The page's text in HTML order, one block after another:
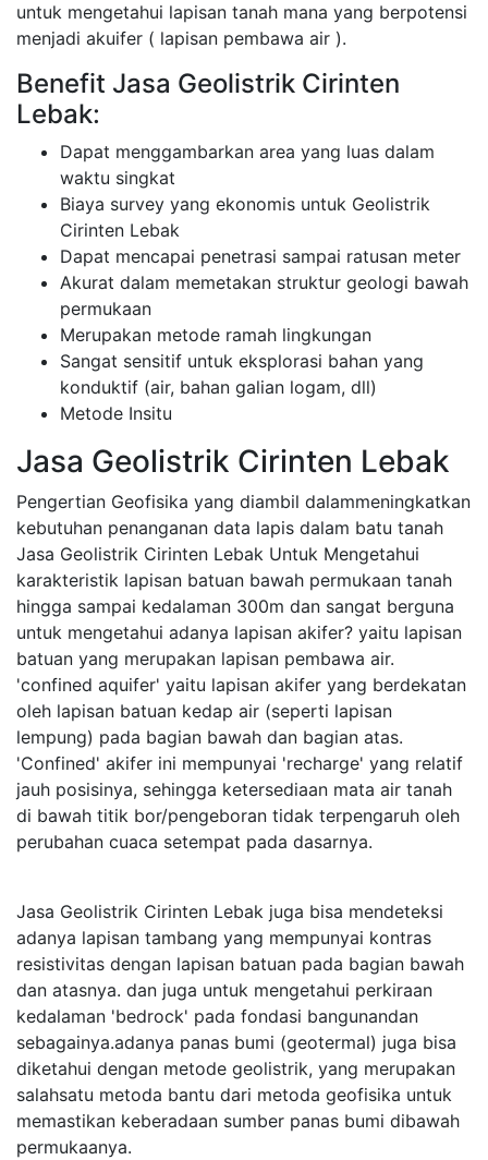
untuk mengetahui lapisan tanah mana yang berpotensi
menjadi akuifer ( lapisan pembawa air ).
Benefit Jasa Geolistrik Cirinten
Lebak:
Dapat menggambarkan area yang luas dalam
waktu singkat
Biaya survey yang ekonomis untuk Geolistrik
Cirinten Lebak
Dapat mencapai penetrasi sampai ratusan meter
Akurat dalam memetakan struktur geologi bawah
permukaan
Merupakan metode ramah lingkungan
Sangat sensitif untuk eksplorasi bahan yang
konduktif (air, bahan galian logam, dll)
Metode Insitu
Jasa Geolistrik Cirinten Lebak
Pengertian Geofisika yang diambil dalammeningkatkan
kebutuhan penanganan data lapis dalam batu tanah
Jasa Geolistrik Cirinten Lebak Untuk Mengetahui
karakteristik lapisan batuan bawah permukaan tanah
hingga sampai kedalaman 300m dan sangat berguna
untuk mengetahui adanya lapisan akifer? yaitu lapisan
batuan yang merupakan lapisan pembawa air.
'confined aquifer' yaitu lapisan akifer yang berdekatan
oleh lapisan batuan kedap air (seperti lapisan
lempung) pada bagian bawah dan bagian atas.
'Confined' akifer ini mempunyai 'recharge' yang relatif
jauh posisinya, sehingga ketersediaan mata air tanah
di bawah titik bor/pengeboran tidak terpengaruh oleh
perubahan cuaca setempat pada dasarnya.
Jasa Geolistrik Cirinten Lebak juga bisa mendeteksi
adanya lapisan tambang yang mempunyai kontras
resistivitas dengan lapisan batuan pada bagian bawah
dan atasnya. dan juga untuk mengetahui perkiraan
kedalaman 'bedrock' pada fondasi bangunandan
sebagainya.adanya panas bumi (geotermal) juga bisa
diketahui dengan metode geolistrik, yang merupakan
salahsatu metoda bantu dari metoda geofisika untuk
memastikan keberadaan sumber panas bumi dibawah
permukaanya.